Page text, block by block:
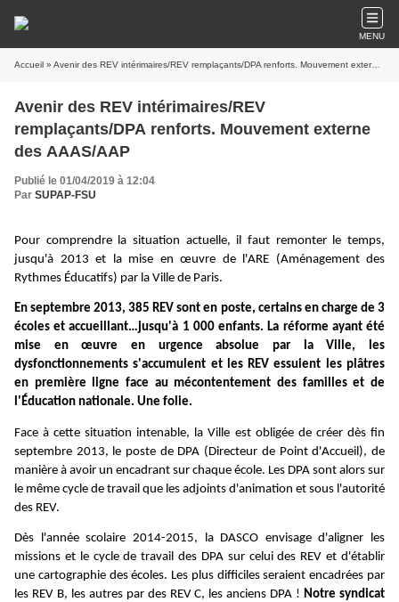
MENU
Accueil » Avenir des REV intérimaires/REV remplaçants/DPA renforts. Mouvement externe des AAAS/AAP
Avenir des REV intérimaires/REV
remplaçants/DPA renforts. Mouvement externe
des AAAS/AAP
Publié le 01/04/2019 à 12:04
Par SUPAP-FSU
Pour comprendre la situation actuelle, il faut remonter le temps,
jusqu'à 2013 et la mise en œuvre de l'ARE (Aménagement des
Rythmes Éducatifs) par la Ville de Paris.
En septembre 2013, 385 REV sont en poste, certains en charge de 3
écoles et accueillant…jusqu'à 1 000 enfants. La réforme ayant été
mise en œuvre en urgence absolue par la Ville, les
dysfonctionnements s'accumulent et les REV essuient les plâtres
en première ligne face au mécontentement des familles et de
l'Éducation nationale. Une folie.
Face à cette situation intenable, la Ville est obligée de créer dès fin
septembre 2013, le poste de DPA (Directeur de Point d'Accueil), de
manière à avoir un encadrant sur chaque école. Les DPA sont alors sur
le même cycle de travail que les adjoints d'animation et sous l'autorité
des REV.
Dès l'année scolaire 2014-2015, la DASCO envisage d'aligner les
missions et le cycle de travail des DPA sur celui des REV et d'établir
une cartographie des écoles. Les plus difficiles seraient encadrées par
les REV B, les autres par des REV C, les anciens DPA ! Notre syndicat